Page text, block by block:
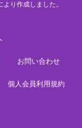
り作成しました。
お問い合わせ
個人会員利用規約